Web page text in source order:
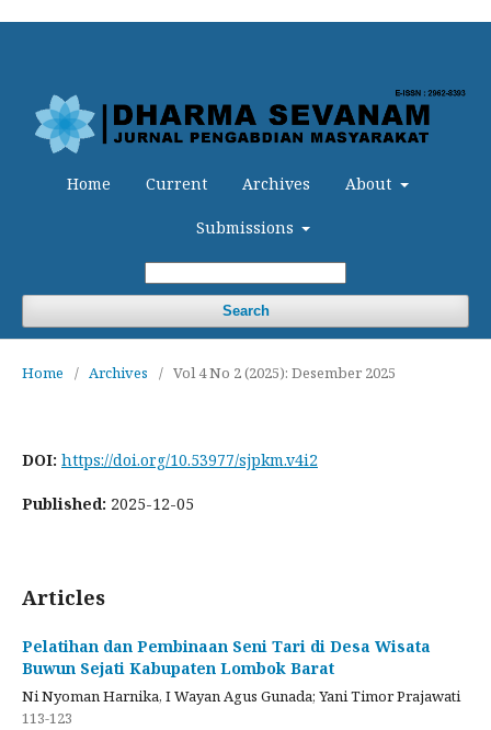
Home Current Archives About
Submissions
Search
Home / Archives / Vol 4 No 2 (2025): Desember 2025
DOI: https://doi.org/10.53977/sjpkm.v4i2
Published: 2025-12-05
Articles
Pelatihan dan Pembinaan Seni Tari di Desa Wisata
Buwun Sejati Kabupaten Lombok Barat
Ni Nyoman Harnika, I Wayan Agus Gunada; Yani Timor Prajawati
113-123